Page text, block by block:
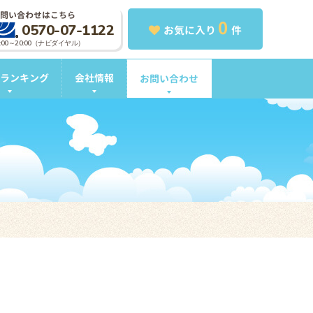
お気に入り 0 件
い合わせはこちら
0570-07-1122
～20:00（ナビダイヤル）
ンキング 会社情報 お問い合わせ